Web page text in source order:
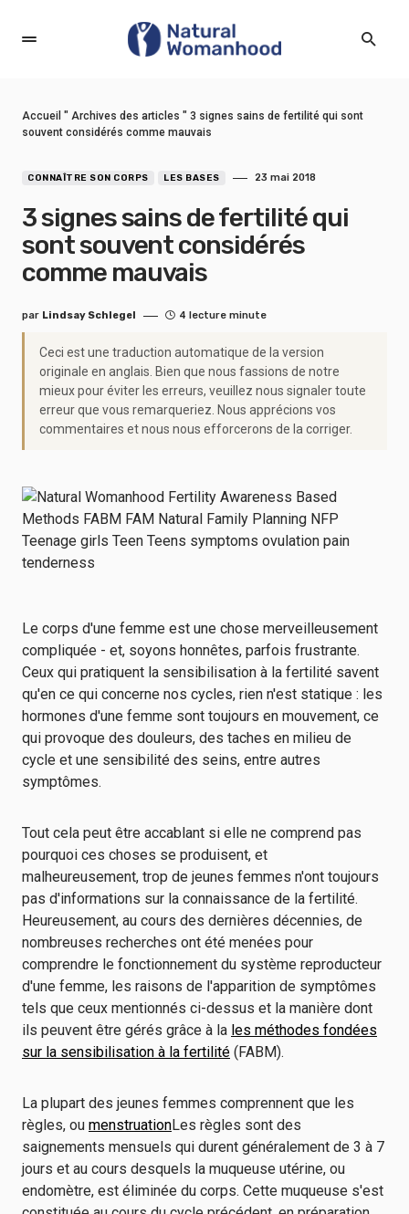
Accueil " Archives des articles " 3 signes sains de fertilité qui sont
souvent considérés comme mauvais
CONNAÎTRE SON CORPS LES BASES 23 mai 2018
3 signes sains de fertilité qui
sont souvent considérés
comme mauvais
par Lindsay Schlegel 4 lecture minute
Ceci est une traduction automatique de la version
originale en anglais. Bien que nous fassions de notre
mieux pour éviter les erreurs, veuillez nous signaler toute
erreur que vous remarqueriez. Nous apprécions vos
commentaires et nous nous efforcerons de la corriger.
Le corps d'une femme est une chose merveilleusement
compliquée - et, soyons honnêtes, parfois frustrante.
Ceux qui pratiquent la sensibilisation à la fertilité savent
qu'en ce qui concerne nos cycles, rien n'est statique : les
hormones d'une femme sont toujours en mouvement, ce
qui provoque des douleurs, des taches en milieu de
cycle et une sensibilité des seins, entre autres
symptômes.
Tout cela peut être accablant si elle ne comprend pas
pourquoi ces choses se produisent, et
malheureusement, trop de jeunes femmes n'ont toujours
pas d'informations sur la connaissance de la fertilité.
Heureusement, au cours des dernières décennies, de
nombreuses recherches ont été menées pour
comprendre le fonctionnement du système reproducteur
d'une femme, les raisons de l'apparition de symptômes
tels que ceux mentionnés ci-dessus et la manière dont
ils peuvent être gérés grâce à la les méthodes fondées
sur la sensibilisation à la fertilité (FABM).
La plupart des jeunes femmes comprennent que les
règles, ou menstruationLes règles sont des
saignements mensuels qui durent généralement de 3 à 7
jours et au cours desquels la muqueuse utérine, ou
endomètre, est éliminée du corps. Cette muqueuse s'est